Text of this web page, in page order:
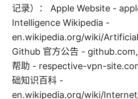
记录）： Apple Website -
Intelligence Wikipedia -
en.wikipedia.org/wiki/
Github 官方公告 -
帮助 - respective-vpn-
础知识百科 -
en.wikipedia.org/wiki/